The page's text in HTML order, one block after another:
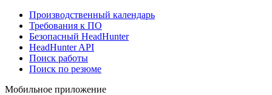
Производственный календарь
Требования к ПО
Безопасный HeadHunter
HeadHunter API
Поиск работы
Поиск по резюме
Мобильное приложение